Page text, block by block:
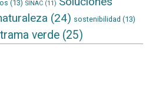
(13) SINAC(11)
(24) sostenibilidad (13)
trama verde(25)